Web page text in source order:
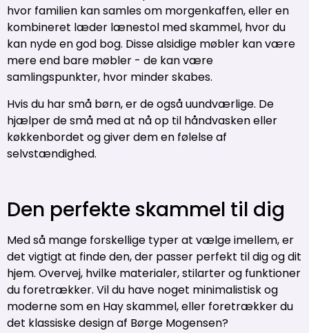
hvor familien kan samles om morgenkaffen, eller en
kombineret læder lænestol med skammel, hvor du
kan nyde en god bog. Disse alsidige møbler kan være
mere end bare møbler - de kan være
samlingspunkter, hvor minder skabes.
Hvis du har små børn, er de også uundværlige. De
hjælper de små med at nå op til håndvasken eller
køkkenbordet og giver dem en følelse af
selvstændighed.
Den perfekte skammel til dig
Med så mange forskellige typer at vælge imellem, er
det vigtigt at finde den, der passer perfekt til dig og dit
hjem. Overvej, hvilke materialer, stilarter og funktioner
du foretrækker. Vil du have noget minimalistisk og
moderne som en Hay skammel, eller foretrækker du
det klassiske design af Børge Mogensen?